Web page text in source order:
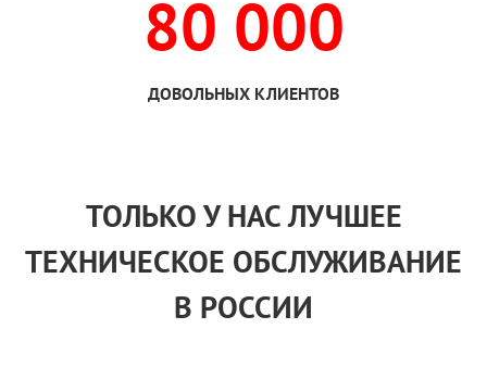
80 000
ДОВОЛЬНЫХ КЛИЕНТОВ
ТОЛЬКОУ НАСЛУЧШЕЕ
ТЕХНИЧЕСКОЕ ОБСЛУЖИВАНИЕ
В РОССИИ